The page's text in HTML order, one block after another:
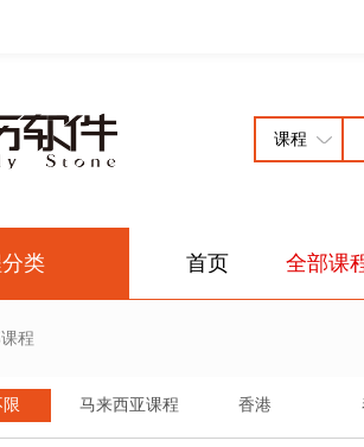
类 首页 全部课
程
限 马来西亚课程 香港